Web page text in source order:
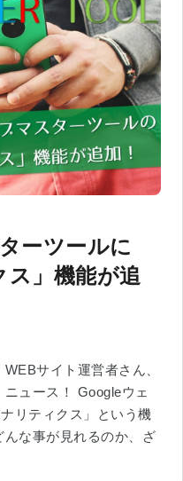
ーツールに
ス」機能が追
サイト運営者さん、
ュース！ Googleウェ
リティクス」という機
な事が見れるのか、ざ